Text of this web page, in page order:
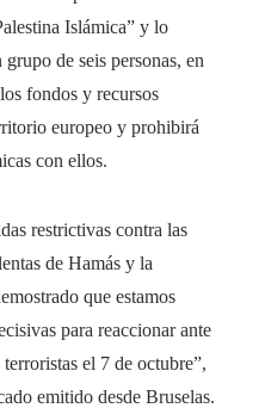
Islámica” y lo
de seis personas, en
fondos y recursos
europeo y prohibirá
con ellos.
restrictivas contra las
de Hamás y la
que estamos
para reaccionar ante
el 7 de octubre”,
emitido desde Bruselas.